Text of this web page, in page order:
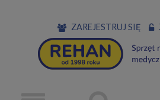
ZAREJESTRUJ SIĘ